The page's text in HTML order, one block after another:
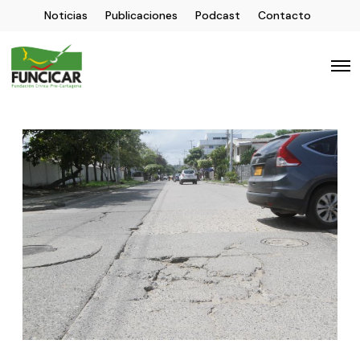
Noticias Publicaciones Podcast Contacto